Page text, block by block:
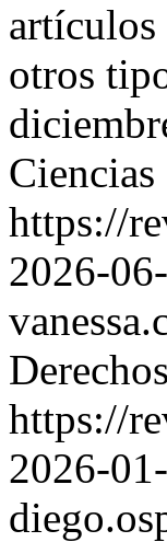
otros
https://
2026-
https://
2026-